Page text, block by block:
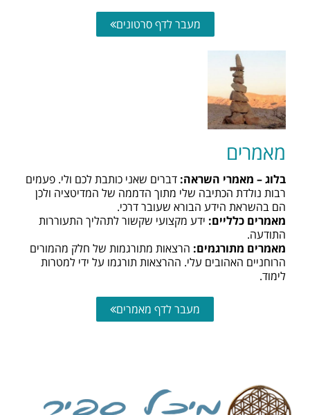
מעבר לדף סרטונים
מאמרים
בלוג – מאמרי השראה: דברים שאני כותבת לכם ולי. פעמים
רבות נולדת הכתיבה שלי מתוך הדממה של המדיטציה ולכן
הם בהשראת הידע הבורא שעובר דרכי.
מאמרים כלליים: ידע מקצועי שקשור לתהליך התעוררות
התודעה.
מאמרים מתורגמים: הרצאות מתורגמות של חלק מהמורים
הרוחניים האהובים עלי. ההרצאות תורגמו על ידי למטרות
לימוד.
מעבר לדף מאמרים